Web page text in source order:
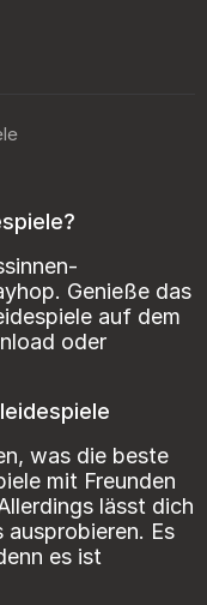
Genieße das
auf dem
oder
was die beste
mit Freunden
lässt dich
Es
es ist